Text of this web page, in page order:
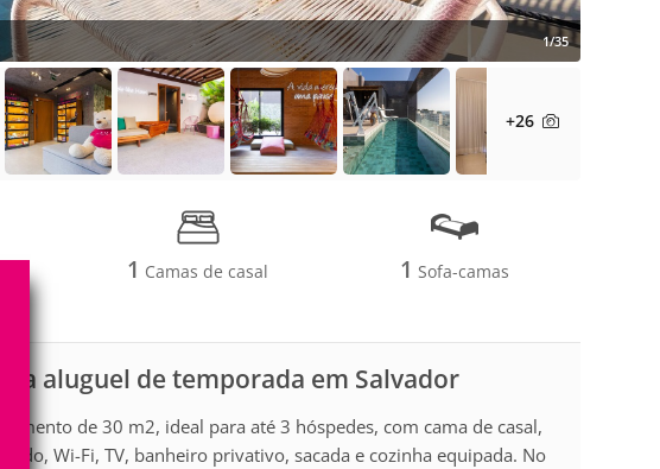
1/35
+26
1 Camas de casal 1 Sofa-camas
aluguel de temporada em Salvador
de 30 m2, ideal para até 3 hóspedes, com cama de casal,
Wi-Fi, TV, banheiro privativo, sacada e cozinha equipada. No